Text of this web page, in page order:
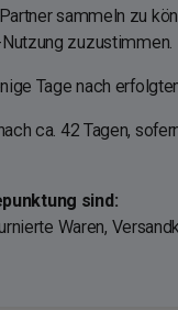
sammeln zu
zuzustimmen.
Tage nach
ca. 42 Tagen,
sind:
Waren,